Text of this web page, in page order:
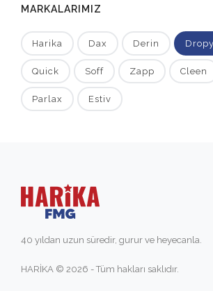
MARKALARIMIZ
Harika Dax Derin Dropy
Quick Soff Zapp Cleen
Parlax Estiv
40 yıldan uzun süredir, gurur ve heyecanla.
HARİKA © 2026 - Tüm hakları saklıdır.